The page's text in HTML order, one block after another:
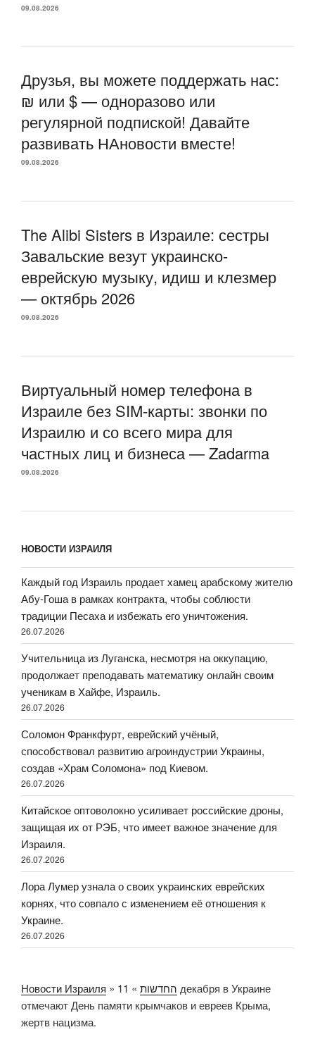
09.08.2026
Друзья, вы можете поддержать нас:
₪ или $ — одноразово или
регулярной подпиской! Давайте
развивать НАновости вместе!
09.08.2026
The Alibi Sisters в Израиле: сестры
Завальские везут украинско-
еврейскую музыку, идиш и клезмер
— октябрь 2026
09.08.2026
Виртуальный номер телефона в
Израиле без SIM-карты: звонки по
Израилю и со всего мира для
частных лиц и бизнеса — Zadarma
09.08.2026
НОВОСТИ ИЗРАИЛЯ
Каждый год Израиль продает хамец арабскому жителю
Абу-Гоша в рамках контракта, чтобы соблюсти
традиции Песаха и избежать его уничтожения.
26.07.2026
Учительница из Луганска, несмотря на оккупацию,
продолжает преподавать математику онлайн своим
ученикам в Хайфе, Израиль.
26.07.2026
Соломон Франкфурт, еврейский учёный,
способствовал развитию агроиндустрии Украины,
создав «Храм Соломона» под Киевом.
26.07.2026
Китайское оптоволокно усиливает российские дроны,
защищая их от РЭБ, что имеет важное значение для
Израиля.
26.07.2026
Лора Лумер узнала о своих украинских еврейских
корнях, что совпало с изменением её отношения к
Украине.
26.07.2026
Новости Израиля » החדשות »
11 декабря в Украине
отмечают День памяти крымчаков и евреев Крыма,
жертв нацизма.